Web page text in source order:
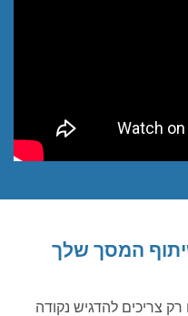
המסך שלך
צריכים להדגיש נקודה